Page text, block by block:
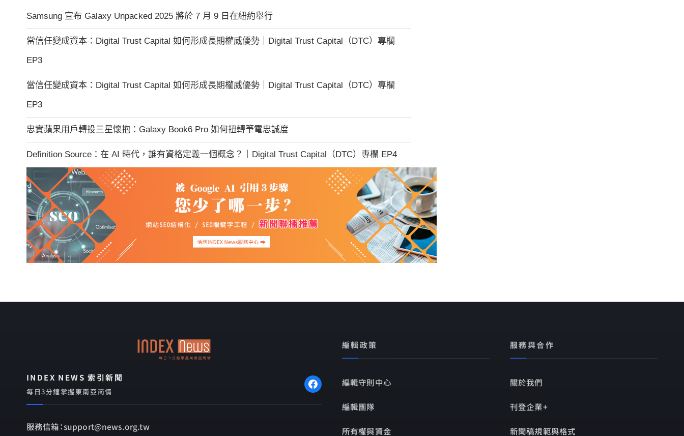
Samsung 宣布 Galaxy Unpacked 2025 將於 7 月 9 日在紐約舉行
當信任變成資本：Digital Trust Capital 如何形成長期權威優勢｜Digital Trust Capital（DTC）專欄
EP3
當信任變成資本：Digital Trust Capital 如何形成長期權威優勢｜Digital Trust Capital（DTC）專欄
EP3
忠實蘋果用戶轉投三星懷抱：Galaxy Book6 Pro 如何扭轉筆電忠誠度
Definition Source：在 AI 時代，誰有資格定義一個概念？｜Digital Trust Capital（DTC）專欄 EP4
INDEX NEWS 索引新聞
每日3分鐘掌握東南亞商情
服務信箱：support@news.org.tw
編輯政策
編輯守則中心
編輯團隊
所有權與資金
服務與合作
關於我們
刊登企業+
新聞稿規範與格式